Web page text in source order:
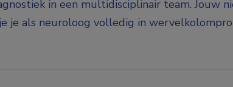
in een multidisciplinair team. Jouw
je als neuroloog volledig in